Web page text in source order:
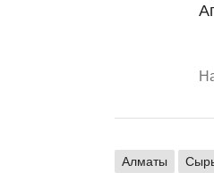
Алматы